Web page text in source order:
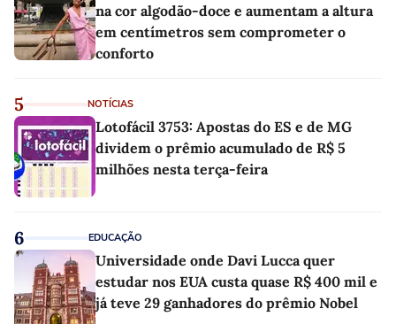
na cor algodão-doce e aumentam a altura
em centímetros sem comprometer o
conforto
5 NOTÍCIAS
Lotofácil 3753: Apostas do ES e de MG
dividem o prêmio acumulado de R$ 5
milhões nesta terça-feira
6 EDUCAÇÃO
Universidade onde Davi Lucca quer
estudar nos EUA custa quase R$ 400 mil e
já teve 29 ganhadores do prêmio Nobel